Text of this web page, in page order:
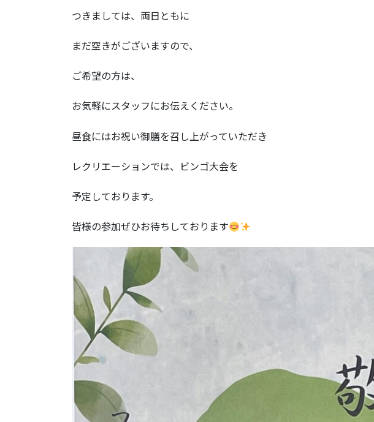
つきましては、両日ともに
まだ空きがございますので、
ご希望の方は、
お気軽にスタッフにお伝えください。
昼食にはお祝い御膳を召し上がっていただき
レクリエーションでは、ビンゴ大会を
予定しております。
皆様の参加ぜひお待ちしております